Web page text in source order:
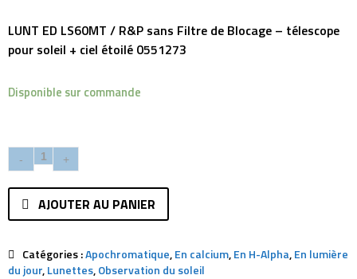
LUNT ED LS60MT / R&P sans Filtre de Blocage – télescope
pour soleil + ciel étoilé 0551273
Disponible sur commande
AJOUTER AU PANIER
Catégories :Apochromatique,En calcium,En H-Alpha,En lumière
du jour,Lunettes,Observation du soleil